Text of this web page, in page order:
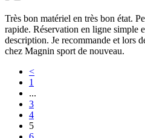
Très bon matériel en très bon état.
rapide. Réservation en ligne simple
description. Je recommande et lors
chez Magnin sport de nouveau.
<
1
...
3
4
5